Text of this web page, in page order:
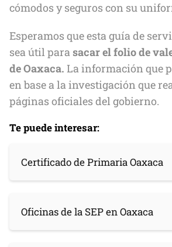
cómodos y seguros con su
Esperamos que esta guía de
sea útil para sacar el folio de
de Oaxaca. La información que
en base a la investigación que
páginas oficiales del gobierno.
Te puede interesar:
Certificado de Primaria Oaxaca
Oficinas de la SEP en Oaxaca